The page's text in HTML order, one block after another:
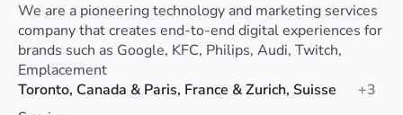
We are a pioneering technology and marketing services
company that creates end-to-end digital experiences for
brands such as Google, KFC, Philips, Audi, Twitch,
Patagonia, eBay and more.
Emplacement
Toronto, Canada & Paris, France & Zurich, Suisse
+3